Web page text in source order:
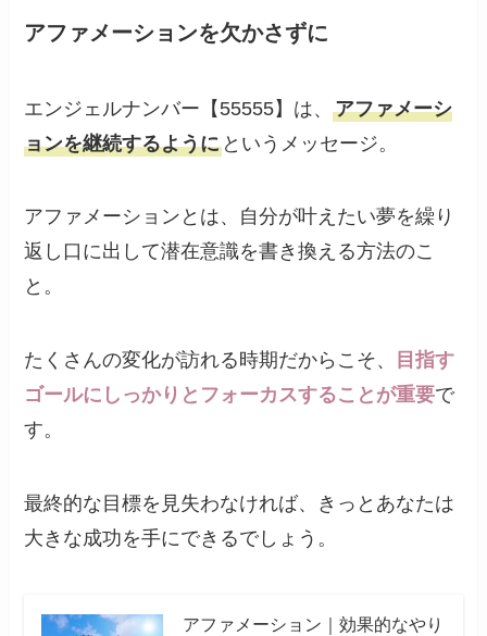
アファメーションを欠かさずに
エンジェルナンバー【55555】は、アファメーシ
ョンを継続するように というメッセージ。
アファメーションとは、自分が叶えたい夢を繰り
返し口に出して潜在意識を書き換える方法のこ
と。
たくさんの変化が訪れる時期だからこそ、
目指す
ゴールにしっかりとフォーカスすることが重要で
す。
最終的な目標を見失わなければ、きっとあなたは
大きな成功を手にできるでしょう。
アファメーション｜効果的なやり